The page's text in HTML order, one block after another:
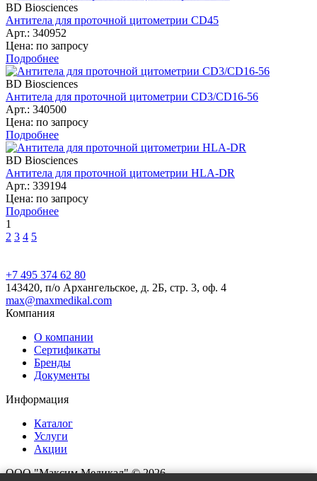
BD Biosciences
Антитела для проточной цитометрии CD45
Арт.: 340952
Цена: по запросу
Подробнее
BD Biosciences
Антитела для проточной цитометрии CD3/CD16-56
Арт.: 340500
Цена: по запросу
Подробнее
BD Biosciences
Антитела для проточной цитометрии HLA-DR
Арт.: 339194
Цена: по запросу
Подробнее
1
2 3 4 5
+7 495 374 62 80
143420, п/о Архангельское, д. 2Б, стр. 3, оф. 4
max@maxmedikal.com
Компания
О компании
Сертификаты
Бренды
Документы
Информация
Каталог
Услуги
Акции
ООО "Максим Медикал" © 2026